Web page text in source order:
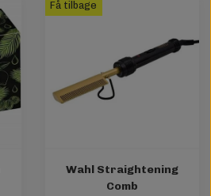
Få tilbage
Wahl Straightening
Comb